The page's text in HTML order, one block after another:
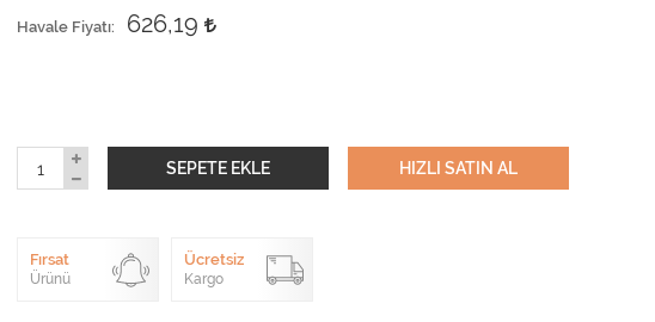
Havale Fiyatı 626,19
SEPETE EKLE HIZLI SATIN AL
Fırsat
Ürünü
Ücretsiz
Kargo